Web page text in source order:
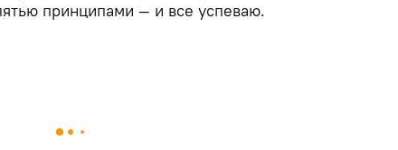
принципами — и все успеваю.